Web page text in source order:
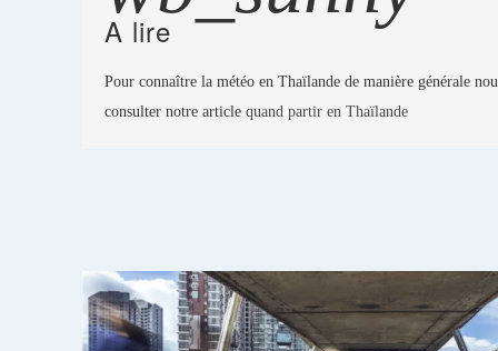
A lire
Pour connaître la météo en Thaïlande de manière générale
consulter notre article quand partir en Thaïlande